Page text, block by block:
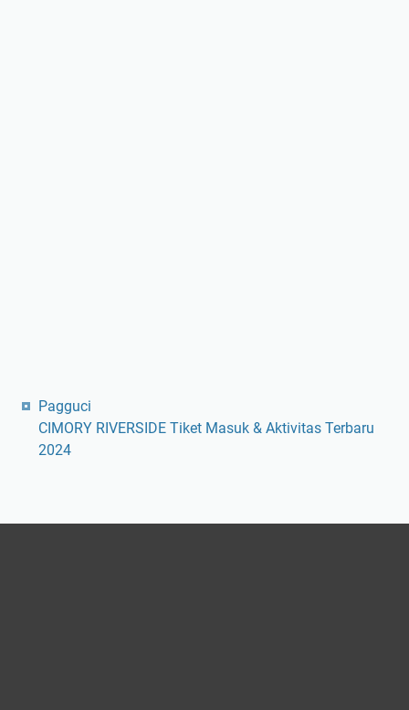
Pagguci
CIMORY RIVERSIDE Tiket Masuk & Aktivitas Terbaru
2024